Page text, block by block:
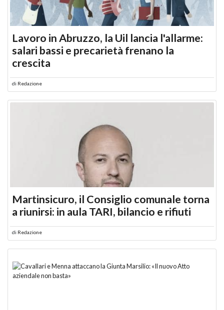
Lavoro in Abruzzo, la Uil lancia l'allarme:
salari bassi e precarietà frenano la
crescita
di Redazione
Martinsicuro, il Consiglio comunale torna
a riunirsi: in aula TARI, bilancio e rifiuti
di Redazione